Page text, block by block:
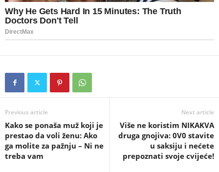
Previous article
Kako se ponaša muž koji je
prestao da voli ženu: Ako
ga molite za pažnju – Ni ne
treba vam
Next article
Više ne koristim NIKAKVA
druga gnojiva: 0V0 stavite
u saksiju i nećete
prepoznati svoje cvijeće!